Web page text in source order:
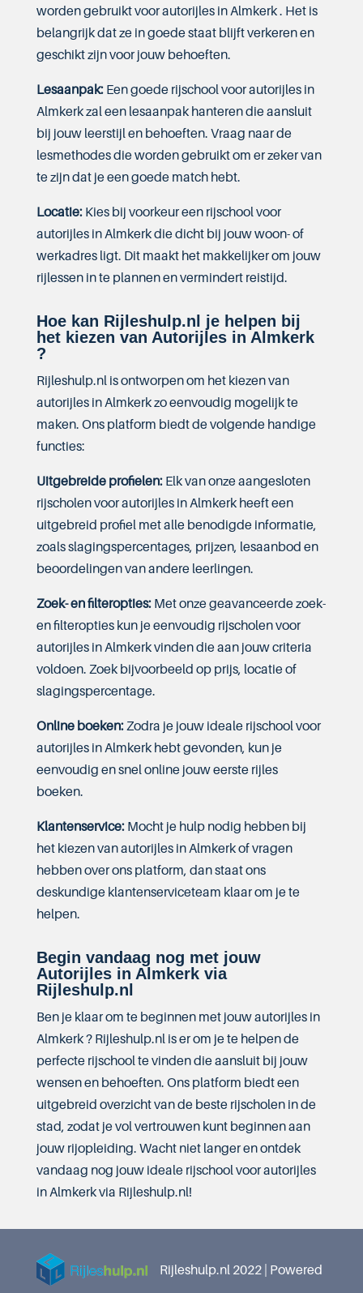
worden gebruikt voor autorijles in Almkerk . Het is
belangrijk dat ze in goede staat blijft verkeren en
geschikt zijn voor jouw behoeften.
Lesaanpak:Een goede rijschool voor autorijles in
Almkerk zal een lesaanpak hanteren die aansluit
bij jouw leerstijl en behoeften. Vraag naar de
lesmethodes die worden gebruikt om er zeker van
te zijn dat je een goede match hebt.
Locatie:Kies bij voorkeur een rijschool voor
autorijles in Almkerk die dicht bij jouw woon- of
werkadres ligt. Dit maakt het makkelijker om jouw
rijlessen in te plannen en vermindert reistijd.
Hoe kan Rijleshulp.nl je helpen bij
het kiezen van Autorijles in Almkerk
?
Rijleshulp.nl is ontworpen om het kiezen van
autorijles in Almkerk zo eenvoudig mogelijk te
maken. Ons platform biedt de volgende handige
functies:
Uitgebreide profielen:Elk van onze aangesloten
rijscholen voor autorijles in Almkerk heeft een
uitgebreid profiel met alle benodigde informatie,
zoals slagingspercentages, prijzen, lesaanbod en
beoordelingen van andere leerlingen.
Zoek- en filteropties:Met onze geavanceerde zoek-
en filteropties kun je eenvoudig rijscholen voor
autorijles in Almkerk vinden die aan jouw criteria
voldoen. Zoek bijvoorbeeld op prijs, locatie of
slagingspercentage.
Online boeken:Zodra je jouw ideale rijschool voor
autorijles in Almkerk hebt gevonden, kun je
eenvoudig en snel online jouw eerste rijles
boeken.
Klantenservice:Mocht je hulp nodig hebben bij
het kiezen van autorijles in Almkerk of vragen
hebben over ons platform, dan staat ons
deskundige klantenserviceteam klaar om je te
helpen.
Begin vandaag nog met jouw
Autorijles in Almkerk via
Rijleshulp.nl
Ben je klaar om te beginnen met jouw autorijles in
Almkerk ? Rijleshulp.nl is er om je te helpen de
perfecte rijschool te vinden die aansluit bij jouw
wensen en behoeften. Ons platform biedt een
uitgebreid overzicht van de beste rijscholen in de
stad, zodat je vol vertrouwen kunt beginnen aan
jouw rijopleiding. Wacht niet langer en ontdek
vandaag nog jouw ideale rijschool voor autorijles
in Almkerk via Rijleshulp.nl!
Rijleshulp.nl 2022 | Powered